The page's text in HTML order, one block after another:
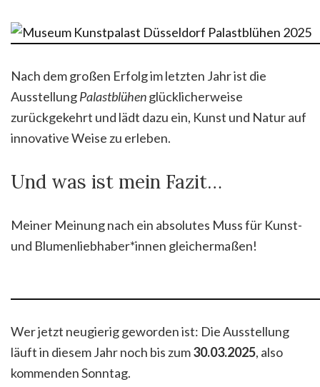
Nach dem großen Erfolg im letzten Jahr ist die
AusstellungPalastblühenglücklicherweise
zurückgekehrt und lädt dazu ein, Kunst und Natur auf
innovative Weise zu erleben.
Und was ist mein Fazit…
Meiner Meinung nach ein absolutes Muss für Kunst-
und Blumenliebhaber*innen gleichermaßen!
Wer jetzt neugierig geworden ist: Die Ausstellung
läuft in diesem Jahr noch bis zum30.03.2025, also
kommenden Sonntag.